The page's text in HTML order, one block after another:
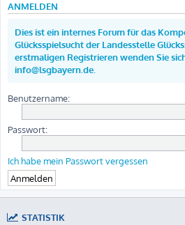
ANMELDEN
Dies ist ein internes Forum für das
Glücksspielsucht der Landesstelle
erstmaligen Registrieren wenden Sie
info@lsgbayern.de.
Benutzername:
Passwort:
Ich habe mein Passwort vergessen
STATISTIK